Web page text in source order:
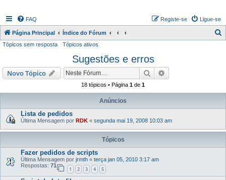
FAQ Ligue-se
Registe-se
Página Principal Índice do Fórum
i
r
Tópicos sem resposta Tópicos ativos
Sugestões e erros
Novo Tópico Pesquisar
18 tópicos • Página 1 de 1
Anúncios
Lista de pedidos
Última Mensagem por RDK « segunda mai 19, 2008 10:03 am
Tópicos
Fazer pedidos de scripts
Última Mensagem por jrmth « terça jan 05, 2010 3:17 am
Respostas: 71
1 2 3 4 5